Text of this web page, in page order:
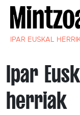
IPAR EUSKAL
Ipar
herriak